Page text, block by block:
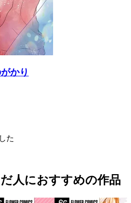
かり
た
人におすすめの作品